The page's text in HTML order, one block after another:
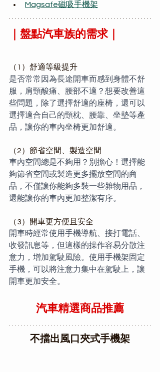
Magsafe磁吸手機架
｜盤點汽車族的需求｜
（1）舒適等級提升
是否常常因為長途開車而感到身體不舒
服，肩頸酸痛、腰部不適？想要改善這
些問題，除了選擇舒適的座椅，還可以
選擇適合自己的頸枕、腰靠、坐墊等產
品，讓你的車內坐椅更加舒適。
（2）節省空間、製造空間
車內空間總是不夠用？別擔心！選擇能
夠節省空間或製造更多擺放空間的商
品，不僅讓你能夠多裝一些雜物用品，
還能讓你的車內更加整潔有序。
（3）開車更方便且安全
開車時經常使用手機導航、接打電話、
收發訊息等，但這樣的操作容易分散注
意力，增加駕駛風險。使用手機架固定
手機，可以將注意力集中在駕駛上，讓
開車更加安全。
汽車精選商品推薦
不擋出風口夾式手機架